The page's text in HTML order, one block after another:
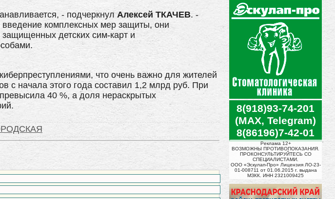
- подчеркнулАлексей ТКАЧЕВ. -
введение комплексных мер защиты, они
детских сим-карт и
что очень важно для жителей
с начала этого года составил 1,2 млрд руб. При
40 %, а доля нераскрытых
8(918)93-74-201
(MAX, Telegram)
8(86196)7-42-01
Реклама 12+
ВОЗМОЖНЫ ПРОТИВОПОКАЗАНИЯ.
ПРОКОНСУЛЬТИРУЙТЕСЬ СО
СПЕЦИАЛИСТАМИ.
ООО «Эскулап-Про» Лицензия ЛО-23-
01-008711 от 01.06.2015 г. выдана
МЗКК. ИНН 2321009425